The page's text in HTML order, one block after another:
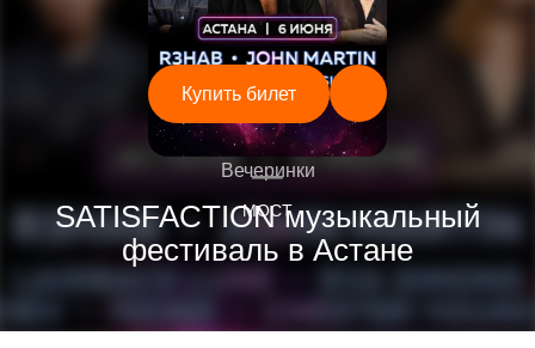
Вечеринки
SATISFACTION музыкальный
фестиваль в Астане
Купить билет
—
МОСТ